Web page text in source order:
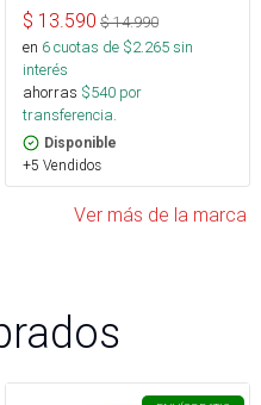
$ 13.590 $14.990
en 6cuotas de $2.265sin
interés
ahorras $540 por
transferencia.
Disponible
+5 Vendidos
Ver más de la marca